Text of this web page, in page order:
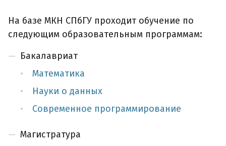
На базе МКН СПбГУ проходит обучение по
следующим образовательным программам:
Бакалавриат
Математика
Науки о данных
Современное программирование
Магистратура